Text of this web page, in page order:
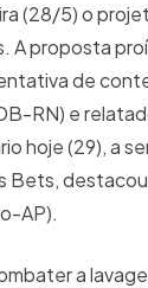
(28/5) o
A proposta
de
RN) e
hoje (29), a
Bets,
AP).
a